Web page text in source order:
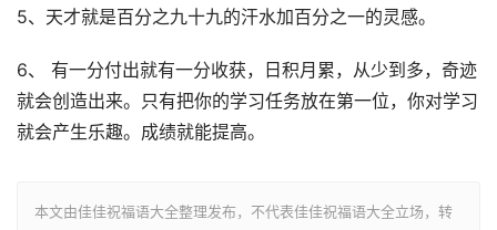
5、天才就是百分之九十九的汗水加百分之一的灵感。
6、 有一分付出就有一分收获，日积月累，从少到多，奇迹
就会创造出来。只有把你的学习任务放在第一位，你对学习
就会产生乐趣。成绩就能提高。
本文由佳佳祝福语大全整理发布，不代表佳佳祝福语大全立场，转